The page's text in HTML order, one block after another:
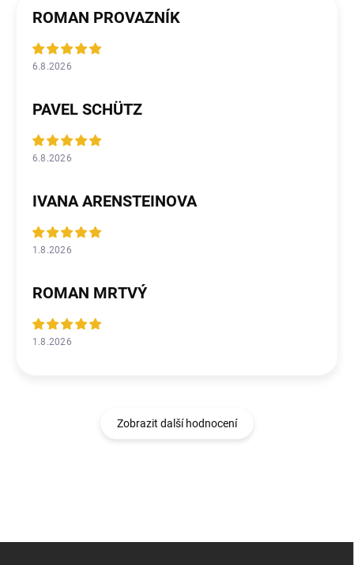
ROMAN PROVAZNÍK
6.8.2026
PAVEL SCHÜTZ
6.8.2026
IVANA ARENSTEINOVA
1.8.2026
ROMAN MRTVÝ
1.8.2026
Zobrazit další hodnocení